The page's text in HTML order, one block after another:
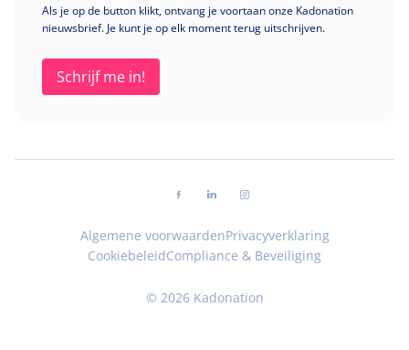
Als je op de button klikt, ontvang je voortaan onze Kadonation
nieuwsbrief. Je kunt je op elk moment terug uitschrijven.
© 2026 Kadonation
Algemene voorwaardenPrivacyverklaring
CookiebeleidCompliance & Beveiliging
Volg ons op facebook
Volg ons op linkedin
Volg ons op instagram